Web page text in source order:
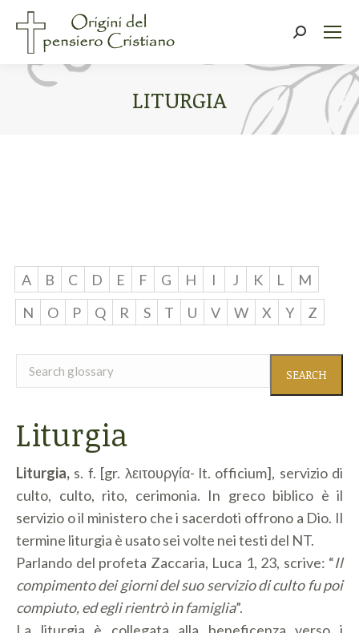
Cerca:
LITURGIA
A B C D E F G H I J K L
M
N
O P Q R S T U V W X Y Z
Search
glossary
Liturgia
Liturgia, s. f. [gr. λειτουργία- lt. officium], servizio di
culto, culto, rito, cerimonia. In greco biblico è il
servizio o il ministero che i sacerdoti offrono a Dio. Il
termine liturgia è usato sei volte nei testi del NT.
Parlando del profeta Zaccaria, Luca 1, 23, scrive: “Il
compimento dei giorni del suo servizio di culto fu poi
compiuto, ed egli rientrò in famiglia”.